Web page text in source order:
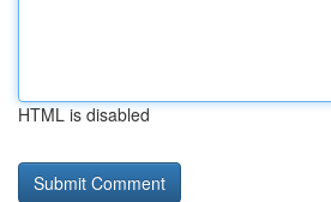
HTML is disabled